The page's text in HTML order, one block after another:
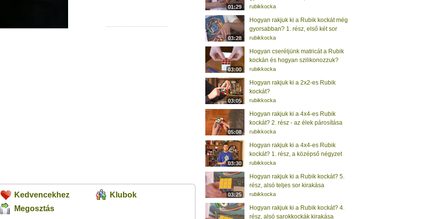
Kedvencekhez
Klubok
Megosztás
01:29 rubikkocka
03:28
Hogyan rakjuk ki a Rubik kockát még
gyorsabban? 1. rész, első két sor
rubikkocka
03:00
Hogyan cseréljünk matricát a Rubik
kockán és hogyan szilikonozzuk?
rubikkocka
03:05
Hogyan rakjuk ki a 2x2-es Rubik
kockát?
rubikkocka
05:08
Hogyan rakjuk ki a 4x4-es Rubik
kockát? 2. rész - az élek párosítása
rubikkocka
03:30
Hogyan rakjuk ki a 4x4-es Rubik
kockát? 1. rész, a középső négyzet
rubikkocka
03:25
Hogyan rakjuk ki a Rubik kockát? 5.
rész, alsó teljes sor kirakása
rubikkocka
Hogyan rakjuk ki a Rubik kockát? 4.
rész, alsó sarokkockák kirakása